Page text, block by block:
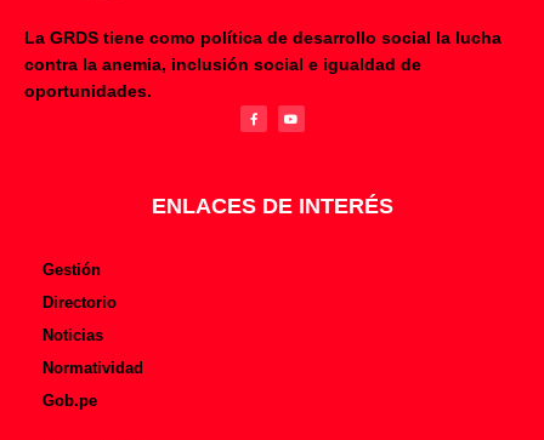
La GRDS tiene como política de desarrollo social la lucha
contra la anemia, inclusión social e igualdad de
oportunidades.
c
e
b
u
t
u
ENLACES DE INTERÉS
Gestión
Directorio
Noticias
Normatividad
Gob.pe